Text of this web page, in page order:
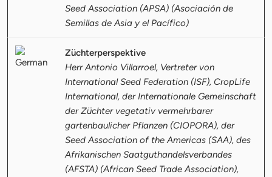
Seed Association (APSA) (Asociación de
Semillas de Asia y el Pacífico)
Züchterperspektive
Herr Antonio Villarroel, Vertreter von
International Seed Federation (ISF), CropLife
International, der Internationale Gemeinschaft
der Züchter vegetativ vermehrbarer
gartenbaulicher Pflanzen (CIOPORA), der
Seed Association of the Americas (SAA), des
Afrikanischen Saatguthandelsverbandes
(AFSTA) (African Seed Trade Association),